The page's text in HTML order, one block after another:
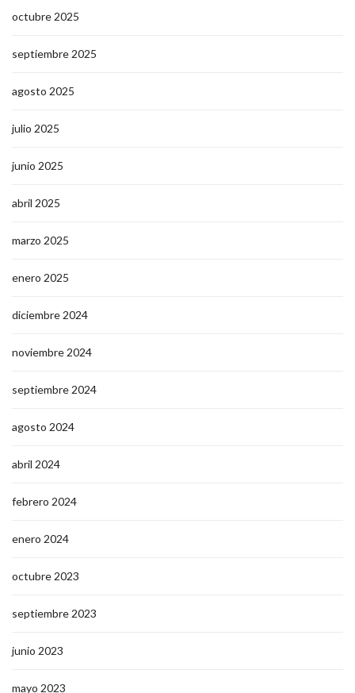
octubre 2025
septiembre 2025
agosto 2025
julio 2025
junio 2025
abril 2025
marzo 2025
enero 2025
diciembre 2024
noviembre 2024
septiembre 2024
agosto 2024
abril 2024
febrero 2024
enero 2024
octubre 2023
septiembre 2023
junio 2023
mayo 2023